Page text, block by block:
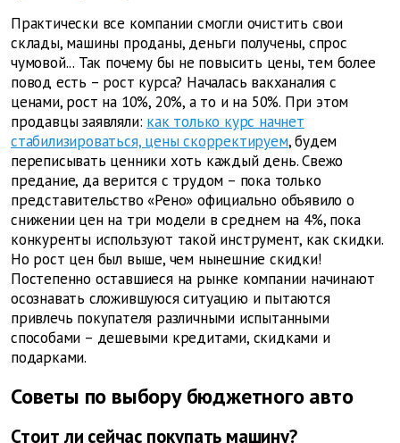
Практически все компании смогли очистить свои
склады, машины проданы, деньги получены, спрос
чумовой... Так почему бы не повысить цены, тем более
повод есть – рост курса? Началась вакханалия с
ценами, рост на 10%, 20%, а то и на 50%. При этом
продавцы заявляли: как только курс начнет
стабилизироваться, цены скорректируем, будем
переписывать ценники хоть каждый день. Свежо
предание, да верится с трудом – пока только
представительство «Рено» официально объявило о
снижении цен на три модели в среднем на 4%, пока
конкуренты используют такой инструмент, как скидки.
Но рост цен был выше, чем нынешние скидки!
Постепенно оставшиеся на рынке компании начинают
осознавать сложившуюся ситуацию и пытаются
привлечь покупателя различными испытанными
способами – дешевыми кредитами, скидками и
подарками.
Советы по выбору бюджетного авто
Стоит ли сейчас покупать машину?